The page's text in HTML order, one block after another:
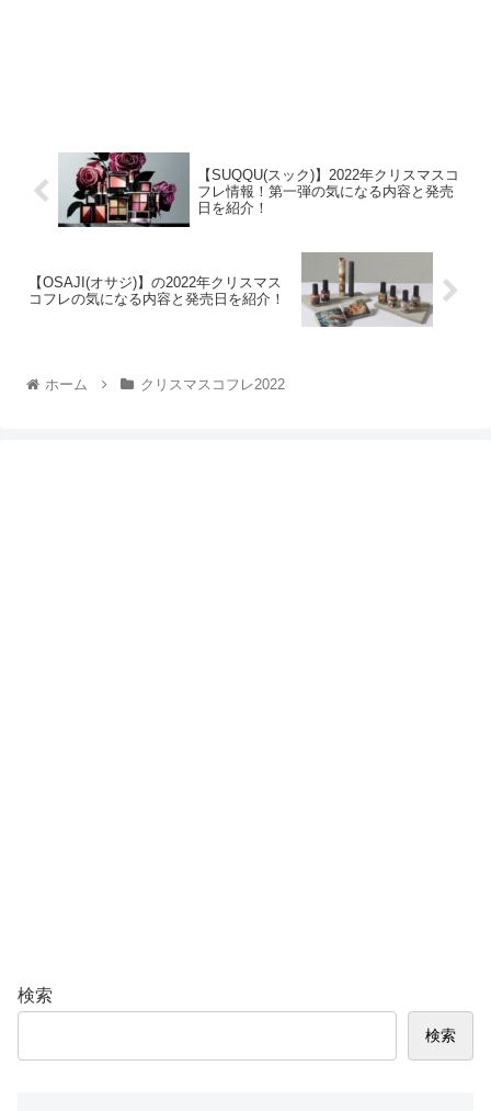
【SUQQU(スック)】2022年クリスマスコ
フレ情報！第一弾の気になる内容と発売
日を紹介！
【OSAJI(オサジ)】の2022年クリスマス
コフレの気になる内容と発売日を紹介！
ホーム クリスマスコフレ2022
検索
検索